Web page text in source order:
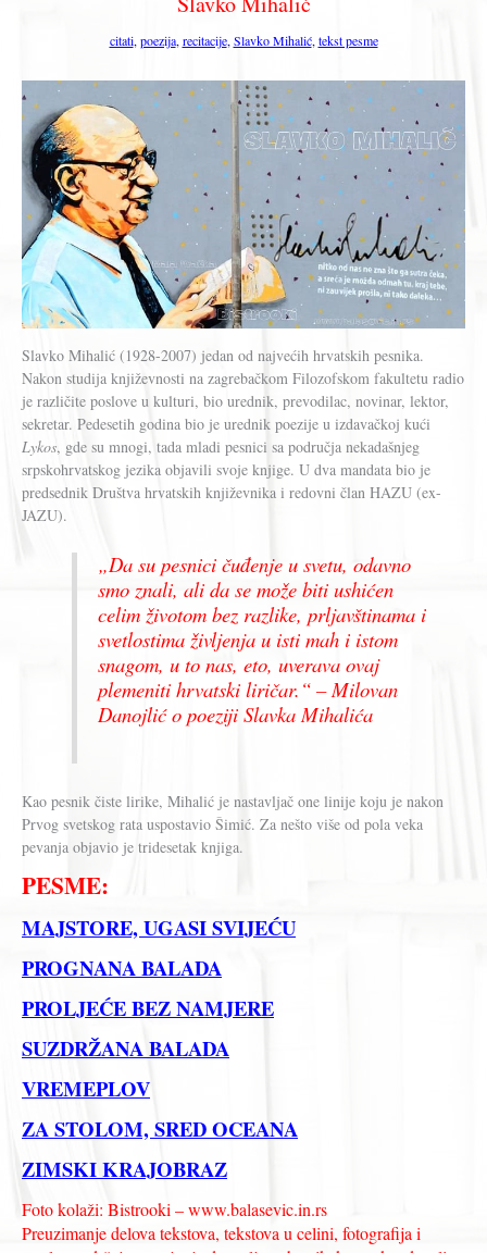
citati, poezija, recitacije, Slavko Mihalić, tekst pesme
Slavko Mihalić (1928-2007) jedan od najvećih hrvatskih pesnika.
Nakon studija književnosti na zagrebačkom Filozofskom fakultetu radio
je različite poslove u kulturi, bio urednik, prevodilac, novinar, lektor,
sekretar. Pedesetih godina bio je urednik poezije u izdavačkoj kući
Lykos, gde su mnogi, tada mladi pesnici sa područja nekadašnjeg
srpskohrvatskog jezika objavili svoje knjige. U dva mandata bio je
predsednik Društva hrvatskih književnika i redovni član HAZU (ex-
JAZU).
„Da su pesnici čuđenje u svetu, odavno
smo znali, ali da se može biti ushićen
celim životom bez razlike, prljavštinama i
svetlostima življenja u isti mah i istom
snagom, u to nas, eto, uverava ovaj
plemeniti hrvatski liričar.“ – Milovan
Danojlić o poeziji Slavka Mihalića
Kao pesnik čiste lirike, Mihalić je nastavljač one linije koju je nakon
Prvog svetskog rata uspostavio Šimić. Za nešto više od pola veka
pevanja objavio je tridesetak knjiga.
PESME:
MAJSTORE, UGASI SVIJEĆU
PROGNANA BALADA
PROLJEĆE BEZ NAMJERE
SUZDRŽANA BALADA
VREMEPLOV
ZA STOLOM, SRED OCEANA
ZIMSKI KRAJOBRAZ
Foto kolaži: Bistrooki – www.balasevic.in.rs
Preuzimanje delova tekstova, tekstova u celini, fotografija i